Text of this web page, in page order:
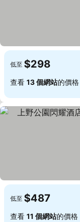
低至 $298
查看 13 個網站的價格
低至 $487
查看 11 個網站的價格